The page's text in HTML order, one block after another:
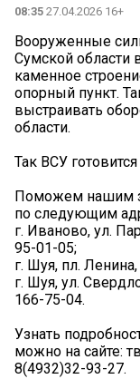
08:35 27.04.2026 16+
Вооруженные
Сумской области
каменное
опорный пункт.
выстраивать
области.
Так ВСУ
Поможем нашим
по следующим
г. Иваново, ул.
95-01-05;
г. Шуя, пл.
г. Шуя, ул.
166-75-04.
Узнать
можно на сайте:
8(4932)32-93-27.